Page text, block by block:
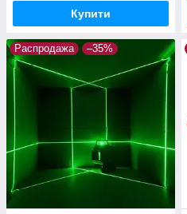
Купити
Распродажа –35%